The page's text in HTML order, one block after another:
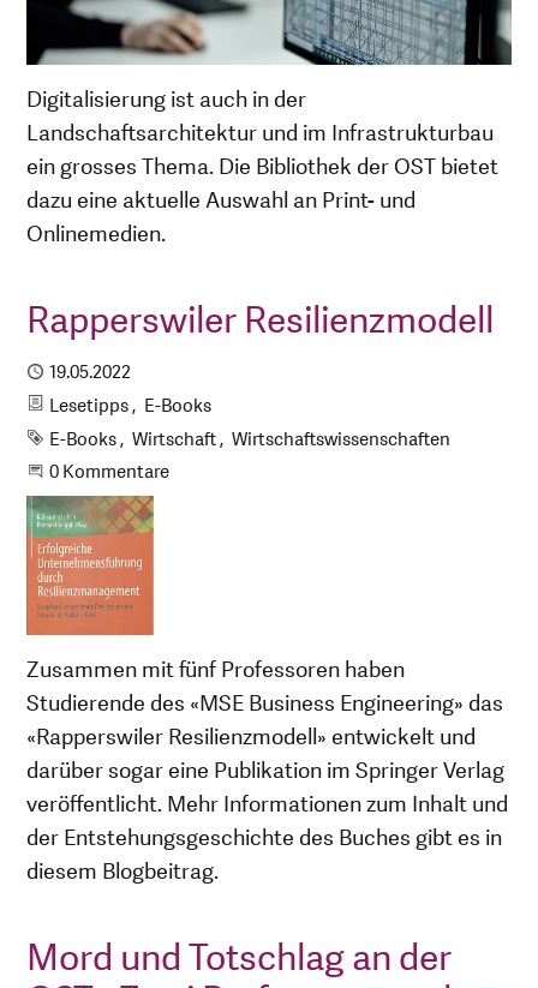
Digitalisierung ist auch in der
Landschaftsarchitektur und im Infrastrukturbau
ein grosses Thema. Die Bibliothek der OST bietet
dazu eine aktuelle Auswahl an Print- und
Onlinemedien.
Rapperswiler Resilienzmodell
Publiziert
19.05.2022
Kategorien
Lesetipps
E-Books
Schlagworte
E-Books Wirtschaft
Wirtschaftswissenschaften
Beginne eine Unterhaltung
0 Kommentare
Zusammen mit fünf Professoren haben
Studierende des «MSE Business Engineering» das
«Rapperswiler Resilienzmodell» entwickelt und
darüber sogar eine Publikation im Springer Verlag
veröffentlicht. Mehr Informationen zum Inhalt und
der Entstehungsgeschichte des Buches gibt es in
diesem Blogbeitrag.
Mord und Totschlag an der